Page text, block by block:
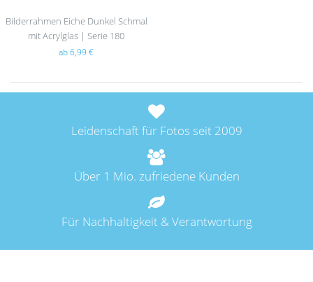
Bilderrahmen Eiche Dunkel Schmal
mit Acrylglas | Serie 180
ab 6,99 €
Leidenschaft für Fotos seit 2009
Über 1 Mio. zufriedene Kunden
Für Nachhaltigkeit & Verantwortung